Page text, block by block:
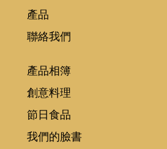
產品
聯絡我們
產品相簿
創意料理
節日食品
我們的臉書